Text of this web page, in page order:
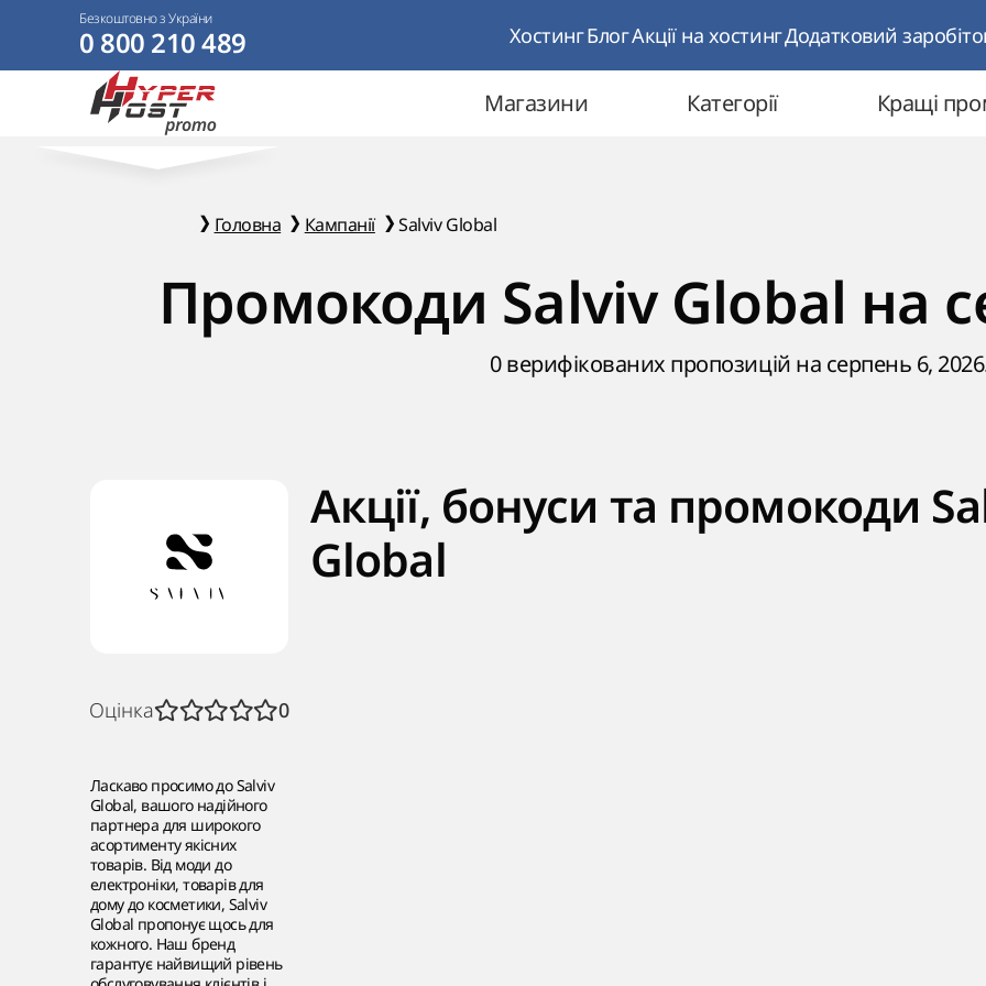
Безкоштовно з України
0 800 210 489 ХостингБлогАкції на хостингДодатковий
Магазини Категорії Кращі
Головна Кампанії Salviv Global
Промокоди Salviv Global на
0 верифікованих пропозицій на серпень 6,
Оцінка 0
Ласкаво просимо до Salviv
Global, вашого надійного
партнера для широкого
асортименту якісних
товарів. Від моди до
електроніки, товарів для
дому до косметики, Salviv
Global пропонує щось для
кожного. Наш бренд
гарантує найвищий рівень
Акції, бонуси та промокоди
Global